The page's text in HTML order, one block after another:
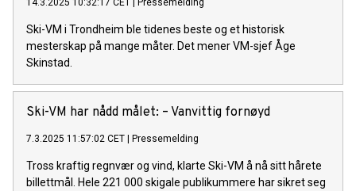
Ski-VM i Trondheim ble tidenes beste og et historisk
mesterskap på mange måter. Det mener VM-sjef Åge
Skinstad.
Ski-VM har nådd målet: – Vanvittig fornøyd
7.3.2025 11:57:02 CET | Pressemelding
Tross kraftig regnvær og vind, klarte Ski-VM å nå sitt hårete
billettmål. Hele 221 000 skigale publikummere har sikret seg